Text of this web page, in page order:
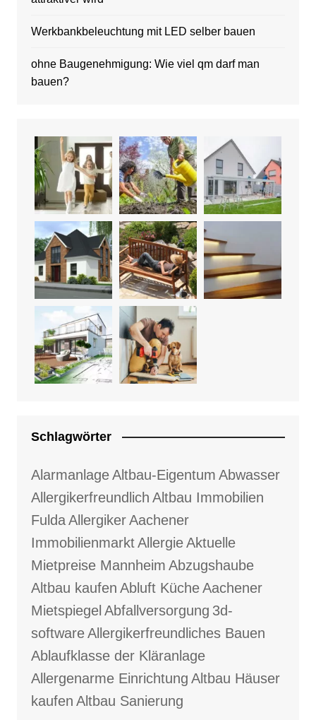
Werkbankbeleuchtung mit LED selber bauen
ohne Baugenehmigung: Wie viel qm darf man
bauen?
Schlagwörter
AlarmanlageAltbau-Eigentum Abwasser
Allergikerfreundlich Altbau Immobilien
FuldaAllergikerAachener
ImmobilienmarktAllergieAktuelle
Mietpreise Mannheim Abzugshaube
Altbau kaufen Abluft KücheAachener
Mietspiegel Abfallversorgung 3d-
softwareAllergikerfreundliches Bauen
Ablaufklasse der Kläranlage
Allergenarme Einrichtung Altbau Häuser
kaufen Altbau Sanierung